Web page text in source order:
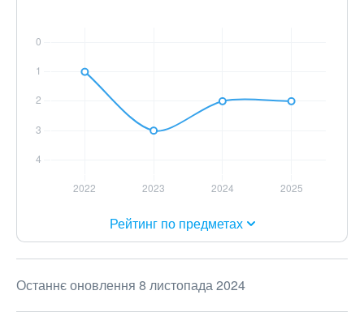
Рейтинг по предметах
Останнє оновлення 8 листопада 2024